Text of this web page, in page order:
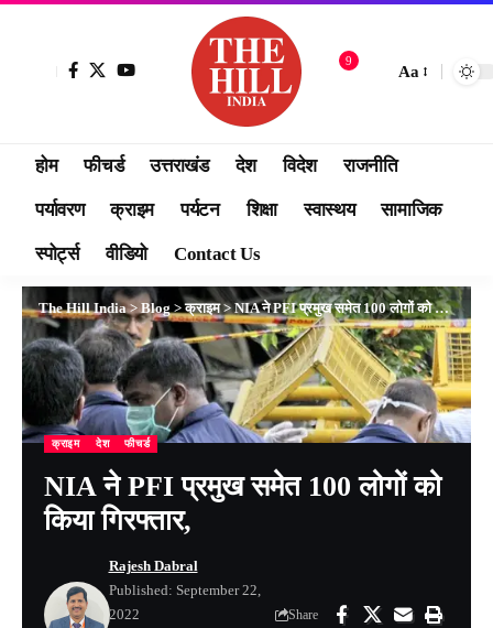
9
Aa
होम फीचर्ड उत्तराखंड देश विदेश राजनीति
पर्यावरण क्राइम पर्यटन शिक्षा स्वास्थय सामाजिक
स्पोर्ट्स वीडियो Contact Us
The Hill India> Blog>क्राइम>NIA ने PFI प्रमुख समेत 100 लोगों को किया गिरफ्तार,
क्राइम देश फीचर्ड
NIA ने PFI प्रमुख समेत 100 लोगों को
किया गिरफ्तार,
Rajesh Dabral
Published: September 22,
2022
Share